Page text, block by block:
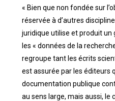
« Bien que non fondée sur
réservée à d’autres
juridique utilise et produit un
les « données de la
regroupe tant les écrits
est assurée par les éditeurs
documentation publique
au sens large, mais aussi, le